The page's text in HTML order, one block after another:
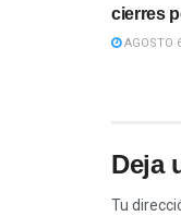
cierres
AGOSTO
Deja
Tu